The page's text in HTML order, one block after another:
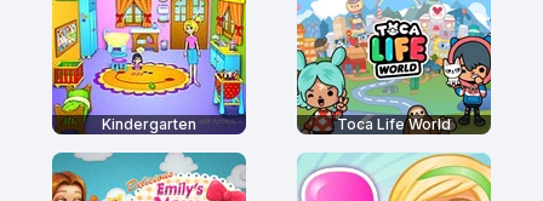
Kindergarten Toca Life World